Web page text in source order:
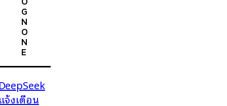
G
N
O
N
E
จ้งเตือน